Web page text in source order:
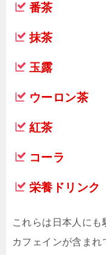
番茶
抹茶
玉露
ウーロン茶
紅茶
コーラ
栄養ドリンク
これらは日本人にも
カフェインが含ま